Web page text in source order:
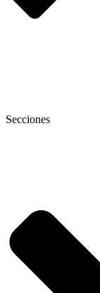
Secciones